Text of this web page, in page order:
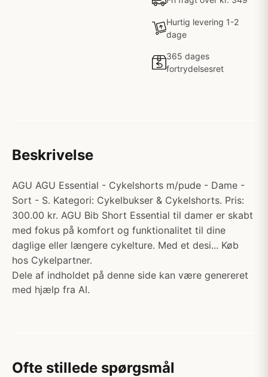
Hurtig levering 1-2
dage
365 dages
fortrydelsesret
Beskrivelse
AGU AGU Essential - Cykelshorts m/pude - Dame -
Sort - S. Kategori: Cykelbukser & Cykelshorts. Pris:
300.00 kr. AGU Bib Short Essential til damer er skabt
med fokus på komfort og funktionalitet til dine
daglige eller længere cykelture. Med et desi... Køb
hos Cykelpartner.
Dele af indholdet på denne side kan være genereret
med hjælp fra AI.
Ofte stillede spørgsmål